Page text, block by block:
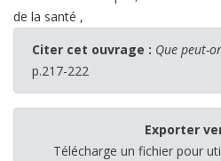
de la santé ,
Citer cet ouvrage : Que peut-
p.217-222
Exporter
Télécharge un fichier pour